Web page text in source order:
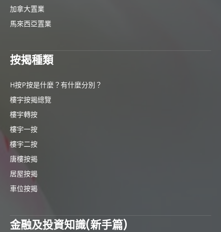
加拿大置業
馬來西亞置業
按揭種類
H按P按是什麼？有什麼分別？
樓宇按揭總覽
樓宇轉按
樓宇一按
樓宇二按
唐樓按揭
居屋按揭
車位按揭
金融及投資知識(新手篇)